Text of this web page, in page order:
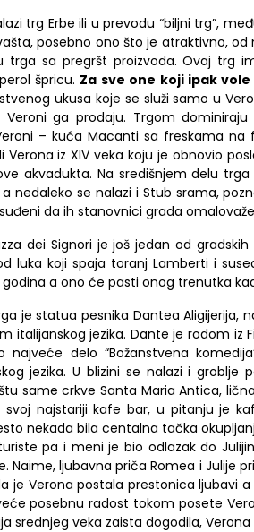
trg Erbe ili u prevodu “biljni trg”,
posebno ono što je atraktivno,
trga sa pregršt proizvoda.Ovaj trg
špricu. Za sve one koji ipakvole
ukusa koje se služi samo u
ga prodaju. Trgom
– kuća Macanti sa freskama na
Verona iz XIV veka koju je obnovio
akvadukta. Na središnjem delu trga
nedaleko se nalazi i Stub srama,
da ih stanovnici grada
dei Signori je još jedan od
luka koji spaja toranj Lambertii
godina a ono će pasti onog trenutka
je statua pesnika Dantea Aligijerija,
italijanskog jezika. Dante je rodom iz
najveće delo “Božanstvena
jezika. U blizini se nalazii groblje
same crkveSanta Maria Antica,
svoj najstariji kafe bar, u pitanju je
nekada bila centalna tačka
pai meni je bio odlazak do
Naime, ljubavna priča Romea i Julije
je Verona postala prestonica ljubavi
posebnu radost tokom posete
srednjeg veka zaista dogodila, Verona